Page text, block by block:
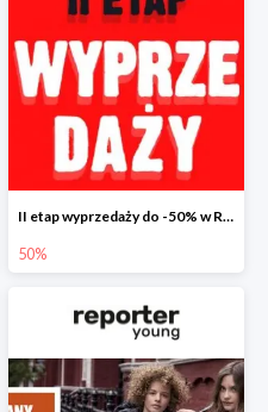
II etap wyprzedaży do -50% w Reporter Young
50%